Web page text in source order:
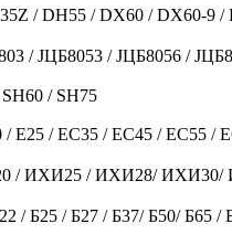
/ DH55 / DX60 / DX60-9 /
/ ЈЦБ8053 / ЈЦБ8056 /
/ SH75
/ E25 / EC35 / EC45 / EC55 /
/ ИХИ25 / ИХИ28/
/ Б25 / Б27 / Б37/ Б50/